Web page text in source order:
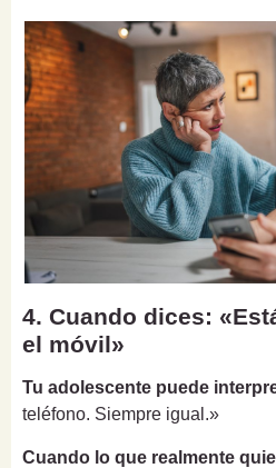
4. Cuando dices:
el móvil»
Tu adolescente puede
teléfono. Siempre igual.»
Cuando lo que realmente